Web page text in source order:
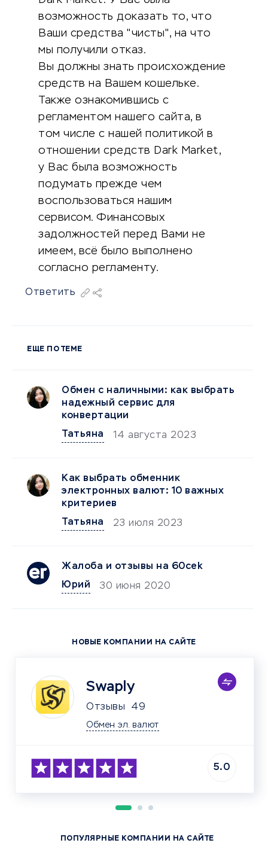
возможность доказать то, что
Ваши средства "чисты", на что
мы получили отказ.
Вы должны знать происхождение
средств на Вашем кошельке.
Также ознакомившись с
регламентом нашего сайта, в
том числе с нашей политикой в
отношении средств Dark Market,
у Вас была возможность
подумать прежде чем
воспользоваться нашим
сервисом. Финансовых
задолжностей перед Вами не
имеем, всё было выполнено
согласно регламенту.
Ответить
ЕЩЕ ПО ТЕМЕ
Обмен с наличными: как выбрать
надежный сервис для
конвертации
Татьяна
14 августа 2023
Как выбрать обменник
электронных валют: 10 важных
критериев
Татьяна
23 июля 2023
Жалоба и отзывы на 60cek
Юрий
30 июня 2020
НОВЫЕ КОМПАНИИ НА САЙТЕ
Swaply
Отзывы 49
Обмен эл. валют
5.0
ПОПУЛЯРНЫЕ КОМПАНИИ НА САЙТЕ